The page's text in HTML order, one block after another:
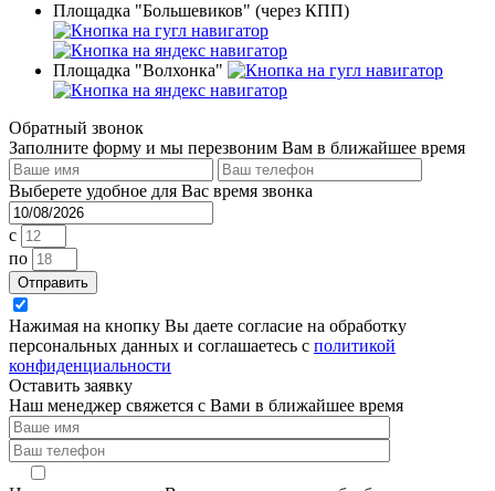
Площадка "Большевиков" (через КПП)
Площадка "Волхонка"
Обратный звонок
Заполните форму и мы перезвоним Вам в ближайшее время
Выберете удобное для Вас время звонка
c
по
Отправить
Нажимая на кнопку Вы даете согласие на обработку
персональных данных и соглашаетесь с политикой
конфиденциальности
Оставить заявку
Наш менеджер свяжется с Вами в ближайшее время